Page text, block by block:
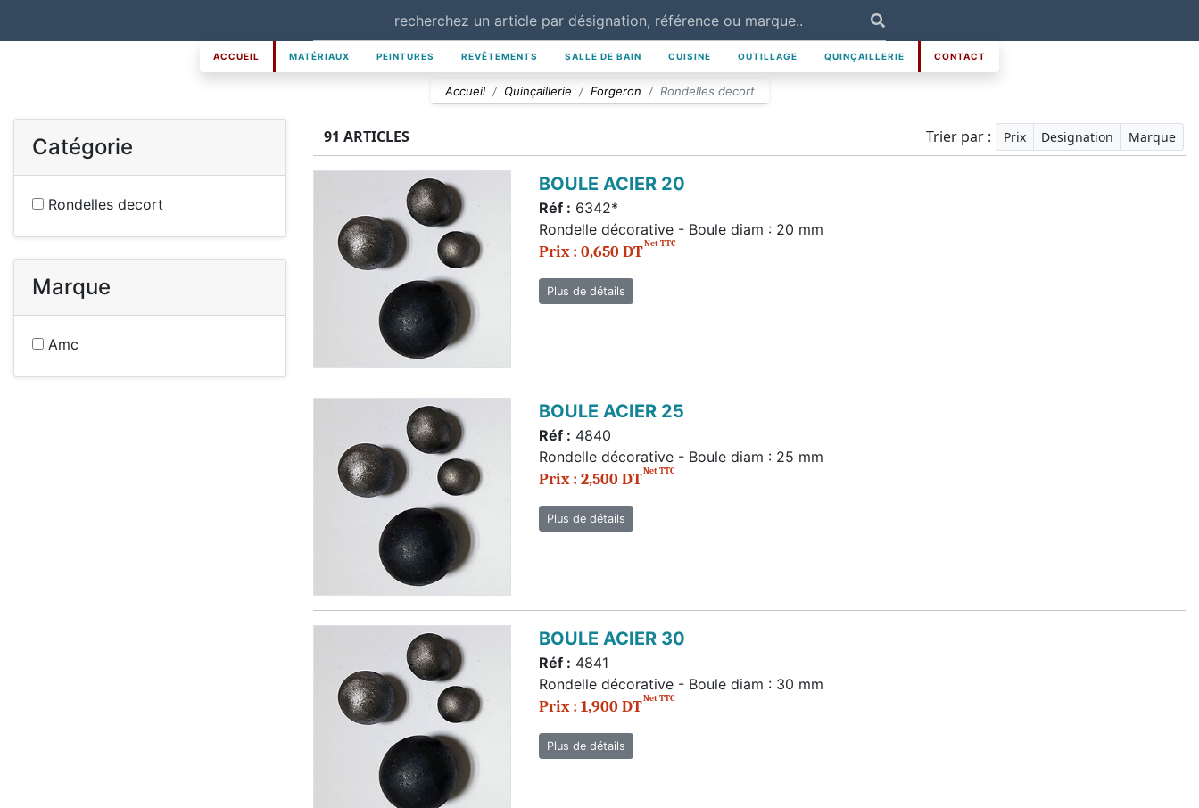
ACCUEIL MATÉRIAUX PEINTURES REVÊTEMENTS SALLE DE BAIN CUISINE OUTILLAGE QUINÇAILLERIE CONTACT
Accueil Quinçaillerie Forgeron Rondelles decort
Catégorie
Rondelles decort
Marque
Amc
91 ARTICLES Trier par : Prix Designation Marque
BOULE ACIER 20
Réf : 6342*
Rondelle décorative - Boule diam : 20 mm
Prix : 0,650 DTNet TTC
Plus de détails
BOULE ACIER 25
Réf : 4840
Rondelle décorative - Boule diam : 25 mm
Prix : 2,500 DTNet TTC
Plus de détails
BOULE ACIER 30
Réf : 4841
Rondelle décorative - Boule diam : 30 mm
Prix : 1,900 DTNet TTC
Plus de détails